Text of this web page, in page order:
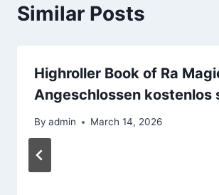
Similar Posts
Highroller Book of Ra
Angeschlossen kostenlos
By admin March 14, 2026